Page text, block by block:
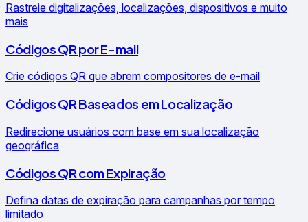
Rastreie digitalizações, localizações, dispositivos e muito
mais
Códigos QR por E-mail
Crie códigos QR que abrem compositores de e-mail
Códigos QR Baseados em Localização
Redirecione usuários com base em sua localização
geográfica
Códigos QR com Expiração
Defina datas de expiração para campanhas por tempo
limitado